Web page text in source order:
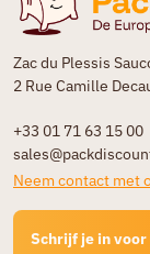
Zac du Plessis
2 Rue Camille
+33 01 71 63 15 00
Neem contact met
Schrijf je in